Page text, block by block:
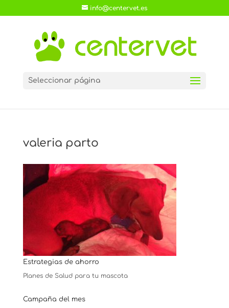
info@centervet.es
Seleccionar página
valeria parto
Estrategias de ahorro
Planes de Salud para tu mascota
Campaña del mes